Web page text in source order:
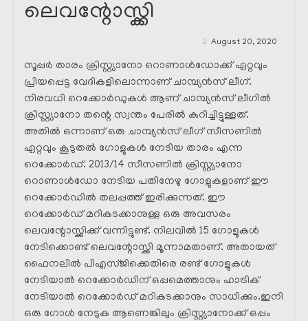
ലെവന്റോസ്ക്കി
August 20, 2020
സൂപ്പർ താരം ക്രിസ്റ്റ്യാനോ റൊണാൾഡോക്ക് ഏറ്റവും
പ്രിയപ്പെട്ട വേദികളിലൊന്നാണ് ചാമ്പ്യൻസ് ലീഗ്.
നിരവധി റെക്കോർഡുകൾ ആണ് ചാമ്പ്യൻസ് ലീഗിൽ
ക്രിസ്റ്റ്യാനോ തന്റെ സ്വന്തം പേരിൽ കുറിച്ചിട്ടുള്ളത്.
അതിൽ ഒന്നാണ് ഒരു ചാമ്പ്യൻസ് ലീഗ് സീസണിൽ
ഏറ്റവും കൂടുതൽ ഗോളുകൾ നേടിയ താരം എന്ന
റെക്കോർഡ്. 2013/14 സീസണിൽ ക്രിസ്റ്റ്യാനോ
റൊണാൾഡോ നേടിയ പതിനേഴു ഗോളുകളാണ് ഈ
റെക്കോർഡിൽ തലപ്പത്ത് ഇരിക്കുന്നത്. ഈ
റെക്കോർഡ് മറികടക്കാനുള്ള ഒരു അവസരം
ലെവന്റോസ്ക്കിക്ക് വന്നിട്ടുണ്ട്. നിലവിൽ 15 ഗോളുകൾ
നേടിക്കൊണ്ട് ലെവന്റോസ്ക്കി മൂന്നാമതാണ്. അതായത്
ഫൈനലിൽ പിഎസ്ജിക്കെതിരെ രണ്ട് ഗോളുകൾ
നേടിയാൽ റെക്കോർഡിന് ഒപ്പമെത്താനും ഹാട്രിക്
നേടിയാൽ റെക്കോർഡ് മറികടക്കാനും സാധിക്കും.ഇനി
ഒരു ഗോൾ നേടുക ആണെങ്കിലും ക്രിസ്റ്റ്യാനോക്ക് ഒപ്പം